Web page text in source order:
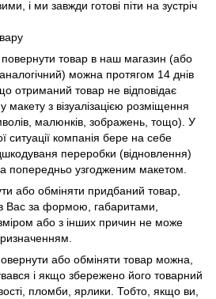
і ми завжди готові піти на зустріч
товар в наш магазин (або
можна протягом 14 днів
отриманий товар не відповідає
з візуалізацією розміщення
малюнків, зображень, тощо). У
ситуації компанія бере на себе
переробки (відновлення)
попередньо узгодженим макетом.
або обміняти придбаний товар,
Вас за формою, габаритами,
або з інших причин не може
або обміняти товар можна,
і якщо збережено його товарний
пломби, ярлики. Тобто, якщо ви,